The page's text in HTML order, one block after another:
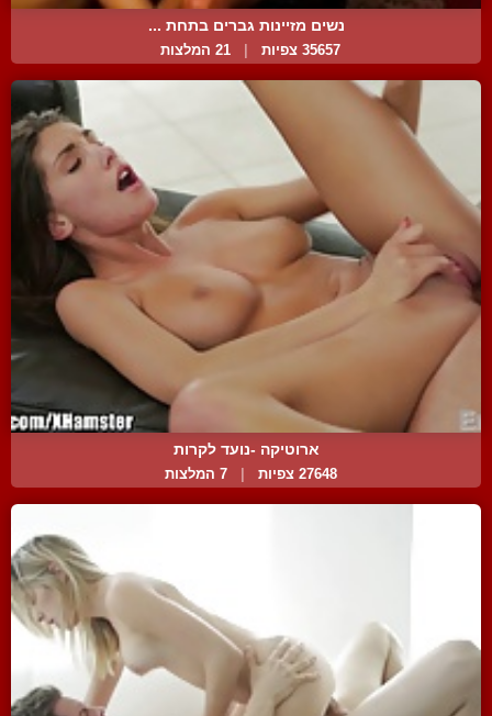
נשים מזיינות גברים בתחת ...
35657 צפיות 21 המלצות
ארוטיקה -נועד לקרות
27648 צפיות 7 המלצות